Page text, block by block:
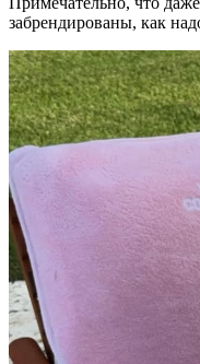
забрендированы, как